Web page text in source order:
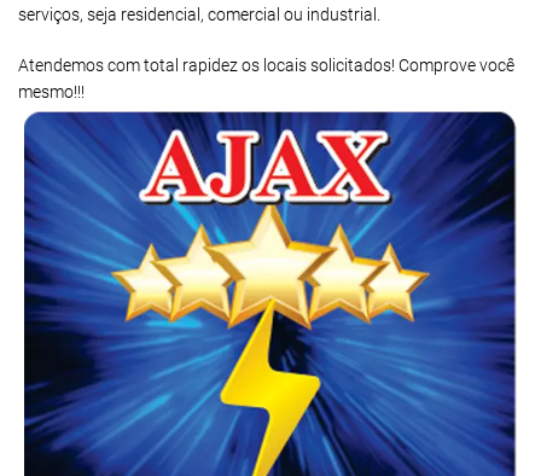
serviços, seja residencial, comercial ou industrial.
Atendemos com total rapidez os locais solicitados! Comprove você
mesmo!!!